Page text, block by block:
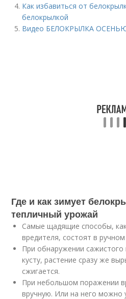
Как избавиться от
белокрылкой
Видео БЕЛОКРЫЛКА
Где и как зимует
тепличный урожай
Самые щадящие способы,
вредителя, состоят в ручном
При обнаружении
кусту, растение сразу же
сжигается.
При небольшом поражении
вручную. Или на него можно